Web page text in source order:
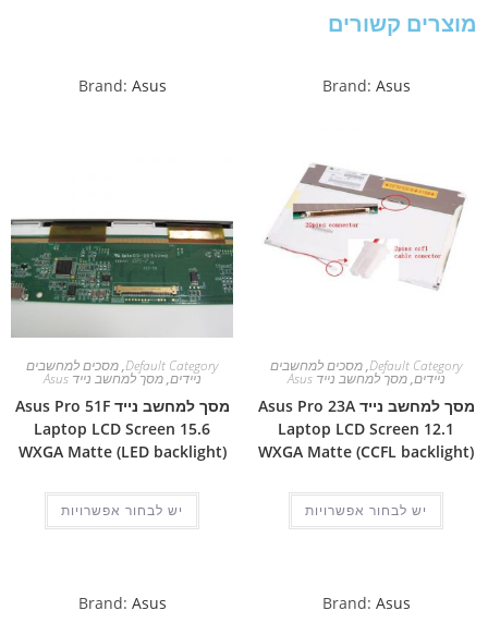
מוצרים קשורים
Brand: Asus
Default Category
,מסכים למחשבים
ניידים,מסך למחשב נייד Asus
מסך למחשב נייד Asus Pro 23A
Laptop LCD Screen 12.1
WXGA Matte (CCFL backlight)
יש לבחור אפשרויות
Brand: Asus
Default Category
,מסכים למחשבים
ניידים,מסך למחשב נייד Asus
מסך למחשב נייד Asus Pro 51F
Laptop LCD Screen 15.6
WXGA Matte (LED backlight)
יש לבחור אפשרויות
Brand: Asus
Brand: Asus